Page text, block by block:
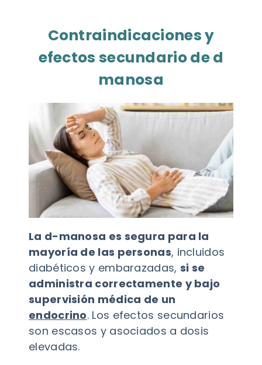
Contraindicaciones y
efectos secundario de d
manosa
La d-manosa es segura para la
mayoría de las personas, incluidos
diabéticos y embarazadas, si se
administra correctamente y bajo
supervisión médica de un
endocrino. Los efectos secundarios
son escasos y asociados a dosis
elevadas.